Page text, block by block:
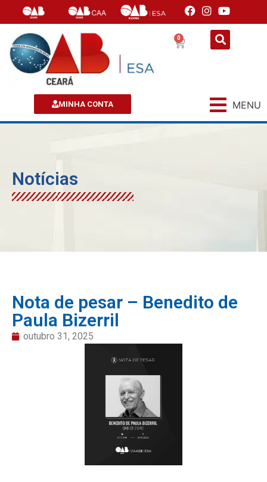
0
MINHA CONTA MENU
Notícias
Nota de pesar – Benedito de
Paula Bizerril
outubro 31, 2025